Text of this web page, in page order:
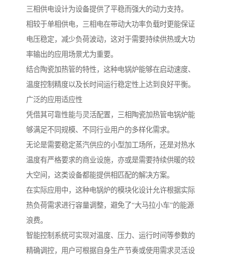
三相供电设计为设备提供了平稳而强大的动力支持。
相较于单相供电，三相电在带动大功率负载时更能保证
电压稳定，减少负荷波动，这对于需要持续供热或大功
率输出的应用场景尤为重要。
结合陶瓷加热管的特性，这种电锅炉能够在启动速度、
温度控制精度以及长时间运行稳定性上达到良好平衡。
广泛的应用适应性
凭借其可靠性能与灵活配置，三相陶瓷加热管电锅炉能
够满足不同规模、不同行业用户的多样化需求。
无论是需要稳定蒸汽供应的小型加工场所，还是对热水
温度有严格要求的商业设施，亦或是需要持续供暖的较
大空间，这类设备都能提供相匹配的解决方案。
在实际应用中，这种电锅炉的模块化设计允许根据实际
热负荷需求进行容量调整，避免了“大马拉小车”的能源
浪费。
智能控制系统可实现对温度、压力、运行时间等参数的
精确调控，用户可根据自身生产节奏或使用需求灵活设